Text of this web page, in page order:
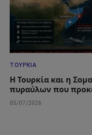
ΤΟΥΡΚΊΑ
Η Τουρκία και η
πυραύλων που
05/07/2026